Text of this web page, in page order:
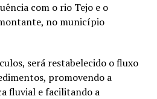
com o rio Tejo e o
no município
será restabelecido o fluxo
promovendo a
fluvial e facilitando a